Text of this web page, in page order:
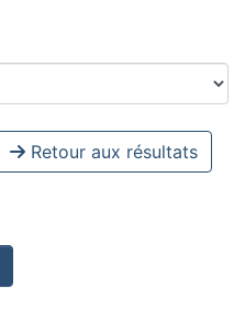
Retour aux résultats